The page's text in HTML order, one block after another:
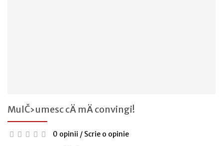
MulČ›umesc cÄ mÄ convingi!
0 opinii / Scrie o opinie